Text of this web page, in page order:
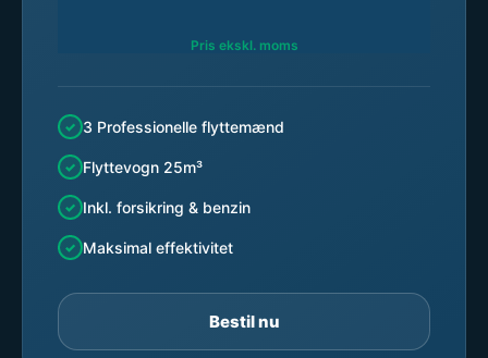
Pris ekskl. moms
3 Professionelle flyttemænd
Flyttevogn 25m³
Inkl. forsikring & benzin
Maksimal effektivitet
Bestil nu